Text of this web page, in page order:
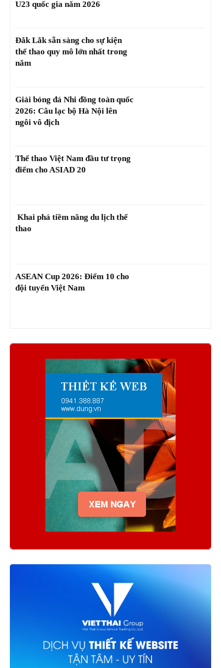
U23 quốc gia năm 2026
Đắk Lắk sẵn sàng cho sự kiện
thể thao quy mô lớn nhất trong
năm
Giải bóng đá Nhi đồng toàn quốc
2026: Câu lạc bộ Hà Nội lên
ngôi vô địch
Thể thao Việt Nam đầu tư trọng
điểm cho ASIAD 20
Khai phá tiềm năng du lịch thể
thao
ASEAN Cup 2026: Điểm 10 cho
đội tuyển Việt Nam